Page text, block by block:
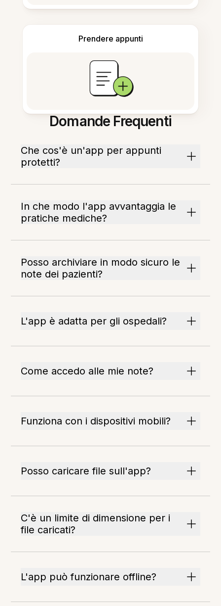
Prendere appunti
Domande Frequenti
Che cos'è un'app per appunti
protetti?
In che modo l'app avvantaggia le
pratiche mediche?
Posso archiviare in modo sicuro le
note dei pazienti?
L'app è adatta per gli ospedali?
Come accedo alle mie note?
Funziona con i dispositivi mobili?
Posso caricare file sull'app?
C'è un limite di dimensione per i
file caricati?
L'app può funzionare offline?